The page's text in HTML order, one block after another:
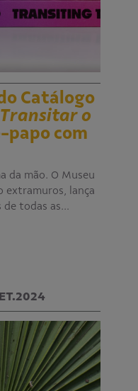
Catálogo
Transitar o
papo com
da mão. O Museu
extramuros, lança
de todas as…